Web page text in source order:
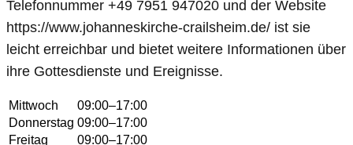
Telefonnummer +49 7951 947020 und der Website
https://www.johanneskirche-crailsheim.de/ ist sie
leicht erreichbar und bietet weitere Informationen über
ihre Gottesdienste und Ereignisse.
Mittwoch
09:00–17:00
Donnerstag 09:00–17:00
Freitag
09:00–17:00